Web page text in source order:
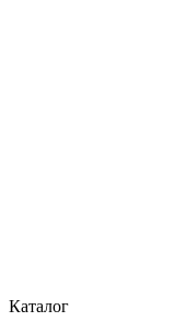
Каталог